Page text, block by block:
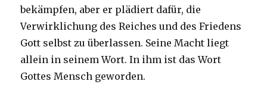
bekämpfen, aber er plädiert dafür, die
Verwirklichung des Reiches und des Friedens
Gott selbst zu überlassen. Seine Macht liegt
allein in seinem Wort. In ihm ist das Wort
Gottes Mensch geworden.